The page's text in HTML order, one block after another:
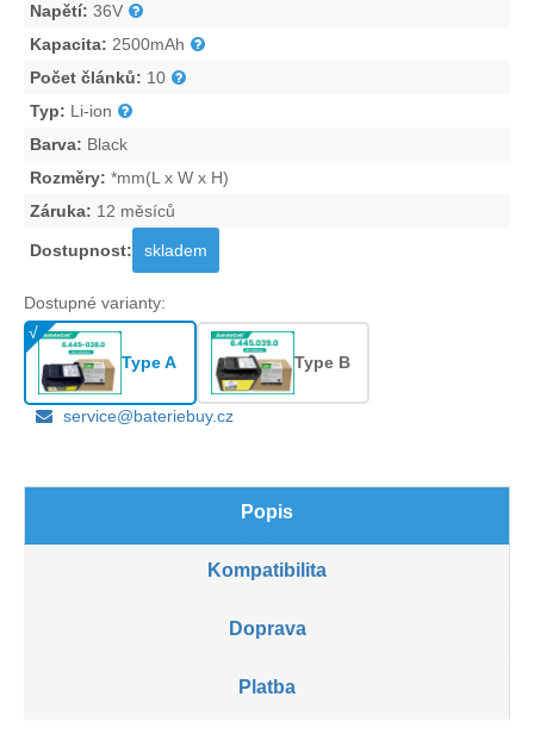
Napětí: 36V
Kapacita: 2500mAh
Počet článků: 10
Typ: Li-ion
Barva: Black
Rozměry: *mm(L x W x H)
Záruka: 12 měsíců
Dostupnost: skladem
Dostupné varianty:
Type A Type B
service@bateriebuy.cz
Popis
Kompatibilita
Doprava
Platba